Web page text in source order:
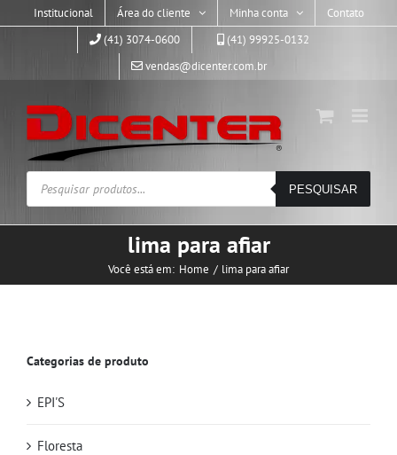
Institucional Área do cliente Minha conta
Contato
(41) 3074-0600
(41) 99925-0132
vendas@dicenter.com.br
Pesquisar
produtos
PESQUISAR
lima para afiar
Você está em: Home lima para afiar
Categorias de produto
EPI'S
Floresta